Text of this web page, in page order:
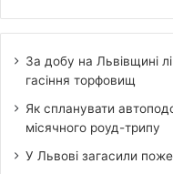
За добу на Львівщині
гасіння торфовищ
Як спланувати
місячного роуд-трипу
У Львові загасили